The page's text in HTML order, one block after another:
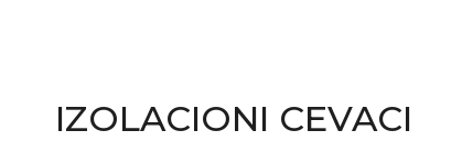
IZOLACIONI CEVACI